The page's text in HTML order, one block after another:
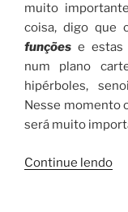
muito
coisa, digo que
funções e estas
num plano
hipérboles,
Nesse momento
será muito
Continue lendo